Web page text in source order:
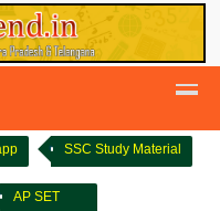
SSC Study Material
AP SET